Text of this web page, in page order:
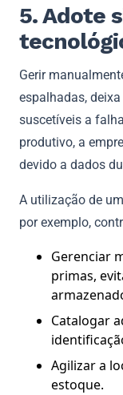
5. Adote
Gerir
espalhadas,
suscetíveis a
produtivo, a
devido a dados
A utilização de
por exemplo,
Gerenciar
primas,
Catalogar
Agilizar a
estoque.